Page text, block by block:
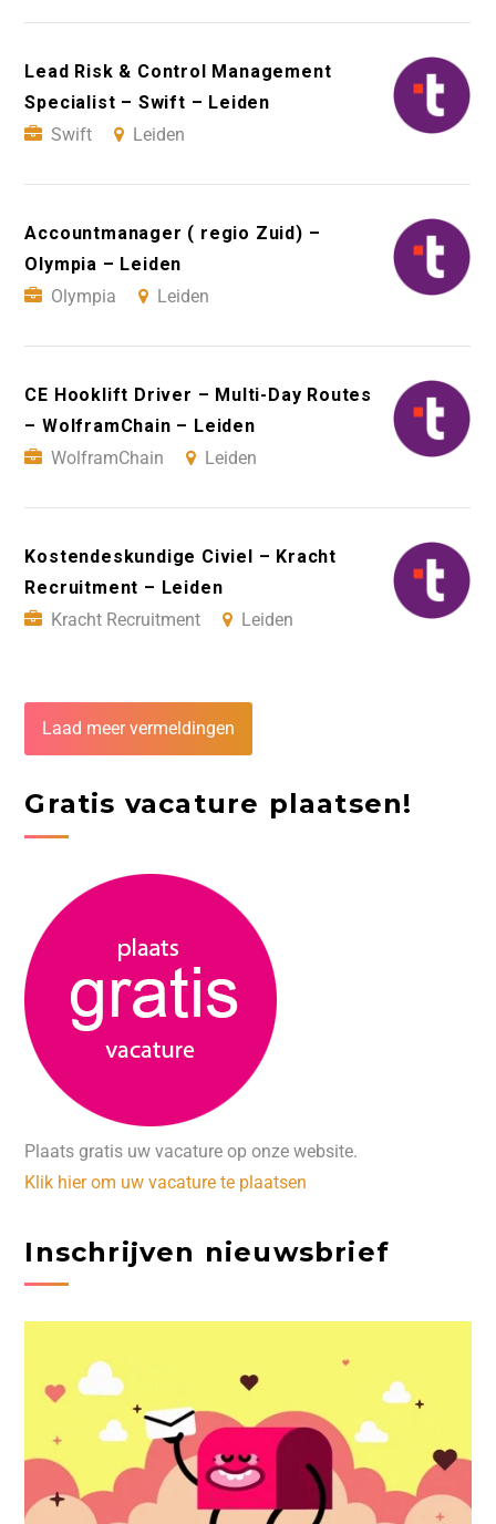
Lead Risk & Control Management
Specialist – Swift – Leiden
Swift
Leiden
Accountmanager ( regio Zuid) –
Olympia – Leiden
Olympia
Leiden
CE Hooklift Driver – Multi-Day Routes
– WolframChain – Leiden
WolframChain
Leiden
Kostendeskundige Civiel – Kracht
Recruitment – Leiden
Kracht Recruitment
Leiden
Laad meer vermeldingen
Gratis vacature plaatsen!
Plaats gratis uw vacature op onze website.
Klik hier om uw vacature te plaatsen
Inschrijven nieuwsbrief